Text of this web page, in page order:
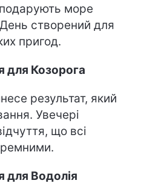
море
створений для
пригод.
для Козорога
результат, який
Увечері
що всі
для Водолія